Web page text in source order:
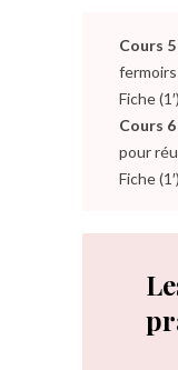
Cours
Fiche
Cours
pour
Fiche